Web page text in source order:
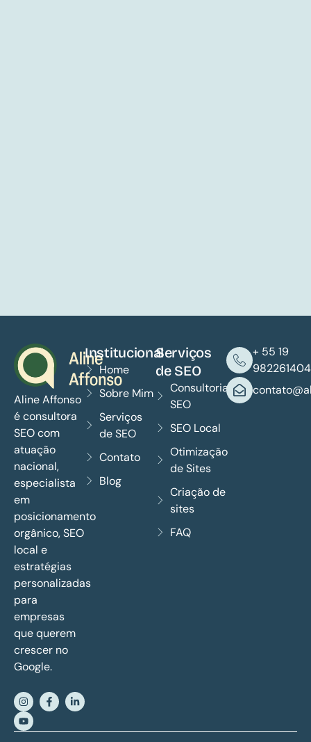
Aline Affonso
é consultora
SEO com
atuação
nacional,
especialista
em
posicionamento
orgânico, SEO
local e
estratégias
personalizadas
para
empresas
que querem
crescer no
Google.
Institucional
Home
Sobre Mim
Serviços
de SEO
Contato
Blog
Serviços
de SEO
Consultoria
SEO
SEO Local
Otimização
de Sites
Criação de
sites
FAQ
+ 55 19
982261404